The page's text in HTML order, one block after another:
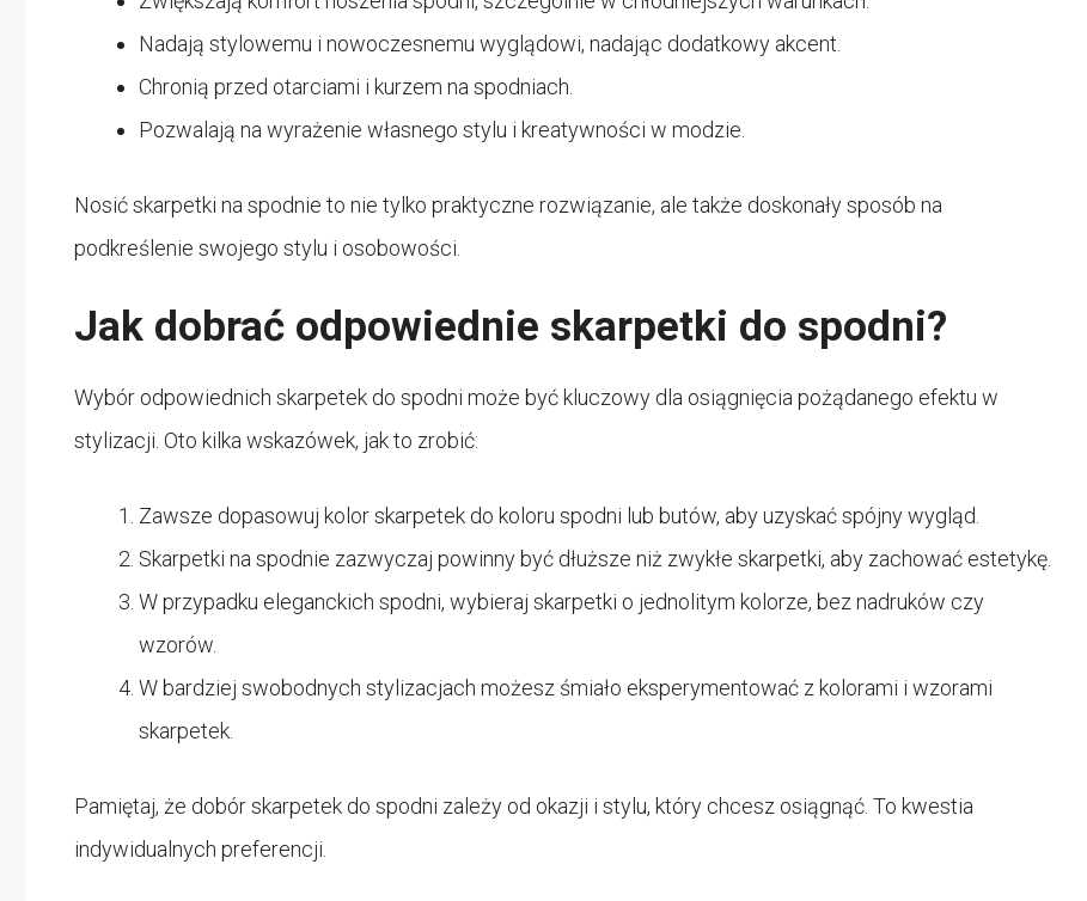
Nadają stylowemu i nowoczesnemu wyglądowi, nadając dodatkowy akcent.
Chronią przed otarciami i kurzem na spodniach.
Pozwalają na wyrażenie własnego stylu i kreatywności w modzie.
Nosić skarpetki na spodnie to nie tylko praktyczne rozwiązanie, ale także doskonały sposób na
podkreślenie swojego stylu i osobowości.
Jak dobrać odpowiednie skarpetki do spodni?
Wybór odpowiednich skarpetek do spodni może być kluczowy dla osiągnięcia pożądanego efektu w
stylizacji. Oto kilka wskazówek, jak to zrobić:
Zawsze dopasowuj kolor skarpetek do koloru spodni lub butów, aby uzyskać spójny wygląd.
Skarpetki na spodnie zazwyczaj powinny być dłuższe niż zwykłe skarpetki, aby zachować estetykę.
W przypadku eleganckich spodni, wybieraj skarpetki o jednolitym kolorze, bez nadruków czy
wzorów.
W bardziej swobodnych stylizacjach możesz śmiało eksperymentować z kolorami i wzorami
skarpetek.
Pamiętaj, że dobór skarpetek do spodni zależy od okazji i stylu, który chcesz osiągnąć. To kwestia
indywidualnych preferencji.